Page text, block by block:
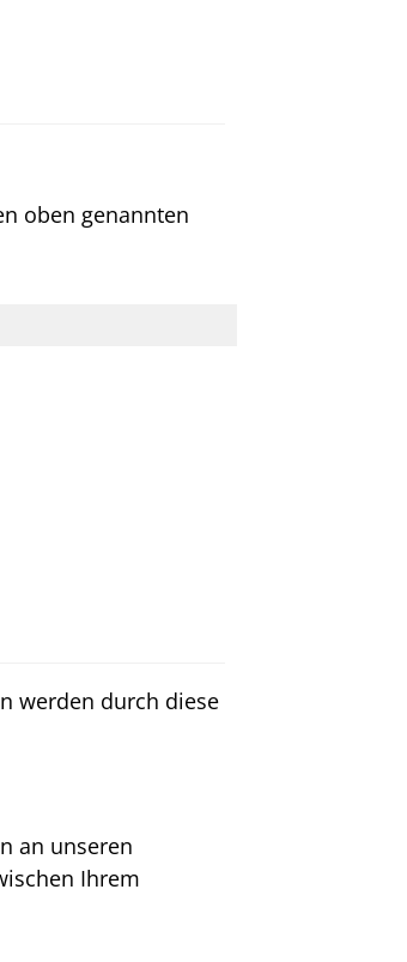
oben genannten
werden durch diese
an unseren
Ihrem